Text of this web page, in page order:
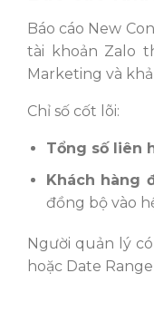
Báo cáo New
tài khoản Zalo
Marketing và
Chỉ số cốt lõi:
Tổng số liên
Khách hàng
đồng bộ vào
Người quản lý
hoặc Date